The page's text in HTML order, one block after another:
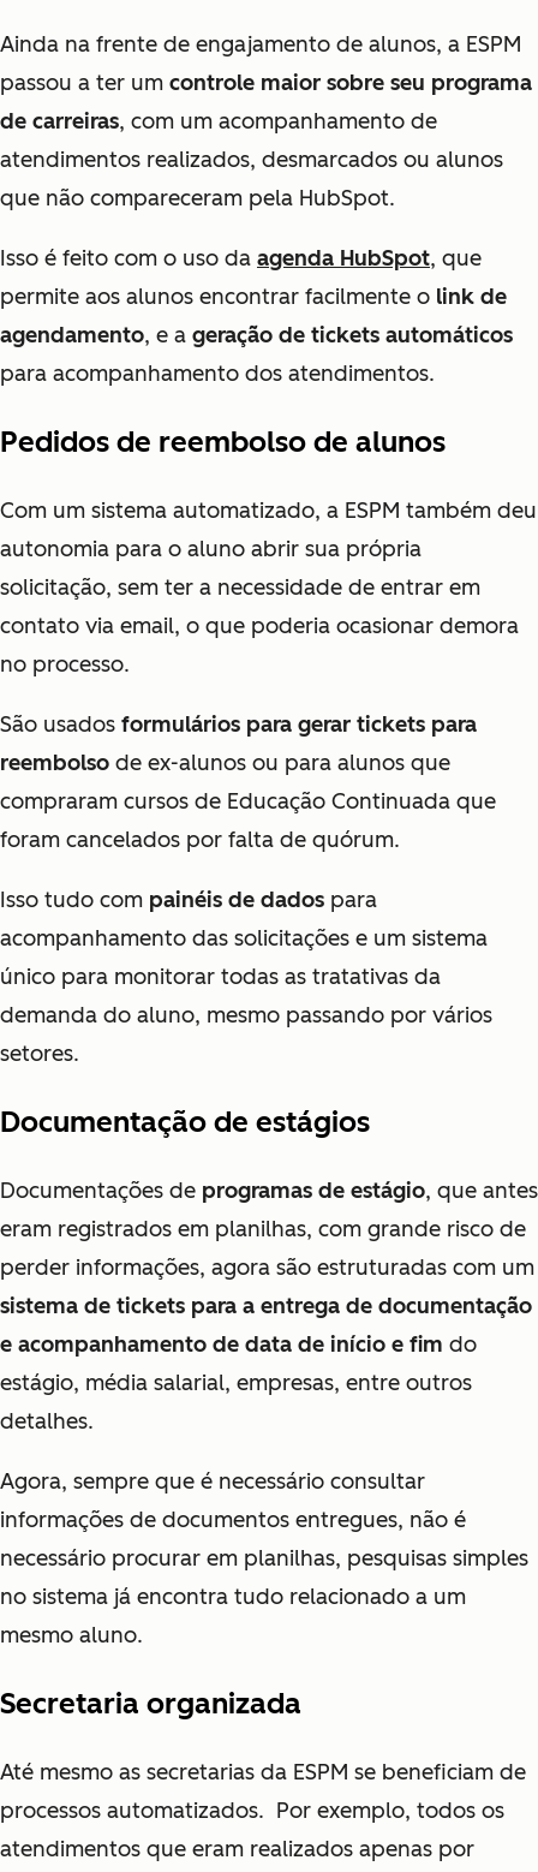
Ainda na frente de engajamento de alunos, a ESPM
passou a ter um controle maior sobre seu programa
de carreiras, com um acompanhamento de
atendimentos realizados, desmarcados ou alunos
que não compareceram pela HubSpot.
Isso é feito com o uso da agenda HubSpot, que
permite aos alunos encontrar facilmente o link de
agendamento, e a geração de tickets automáticos
para acompanhamento dos atendimentos.
Pedidos de reembolso de alunos
Com um sistema automatizado, a ESPM também deu
autonomia para o aluno abrir sua própria
solicitação, sem ter a necessidade de entrar em
contato via email, o que poderia ocasionar demora
no processo.
São usados formulários para gerar tickets para
reembolso de ex-alunos ou para alunos que
compraram cursos de Educação Continuada que
foram cancelados por falta de quórum.
Isso tudo com painéis de dados para
acompanhamento das solicitações e um sistema
único para monitorar todas as tratativas da
demanda do aluno, mesmo passando por vários
setores.
Documentação de estágios
Documentações de programas de estágio, que antes
eram registrados em planilhas, com grande risco de
perder informações, agora são estruturadas com um
sistema de tickets para a entrega de documentação
e acompanhamento de data de início e fim do
estágio, média salarial, empresas, entre outros
detalhes.
Agora, sempre que é necessário consultar
informações de documentos entregues, não é
necessário procurar em planilhas, pesquisas simples
no sistema já encontra tudo relacionado a um
mesmo aluno.
Secretaria organizada
Até mesmo as secretarias da ESPM se beneficiam de
processos automatizados. Por exemplo, todos os
atendimentos que eram realizados apenas por